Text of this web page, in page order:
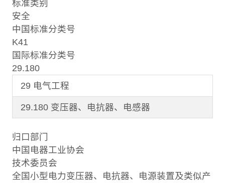
标准类别
安全
中国标准分类号
K41
国际标准分类号
29.180
29 电气工程
29.180 变压器、电抗器、电感器
归口部门
中国电器工业协会
技术委员会
全国小型电力变压器、电抗器、电源装置及类似产